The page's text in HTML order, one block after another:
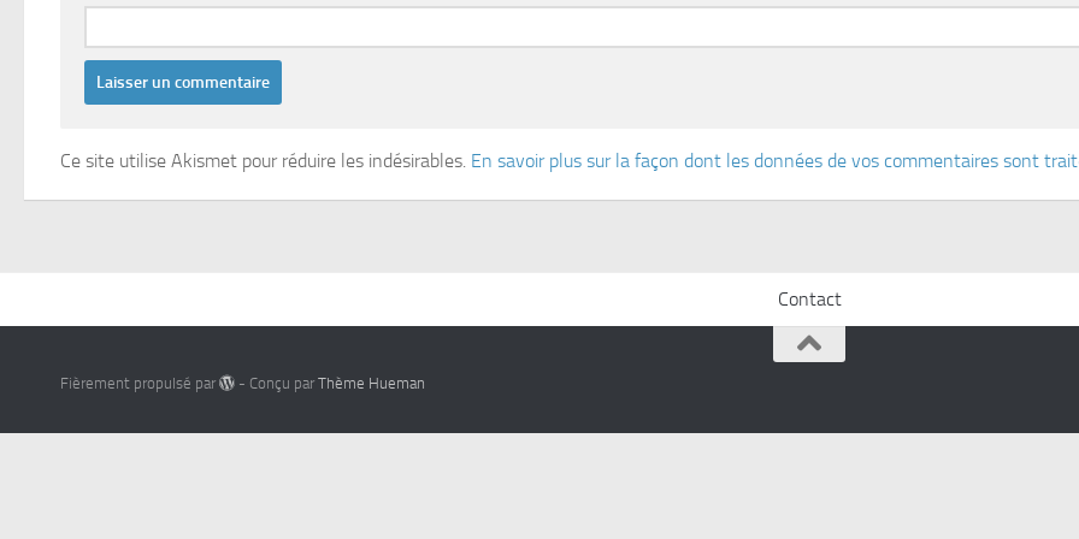
Ce site utilise Akismet pour réduire les indésirables. En savoir plus sur la façon dont les données de vos commentaires sont
Contact
Fièrement propulsé par - Conçu parThème Hueman